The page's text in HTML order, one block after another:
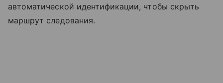
автоматической идентификации, чтобы скрыть
маршрут следования.